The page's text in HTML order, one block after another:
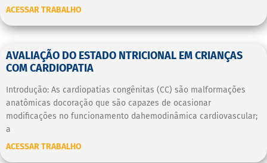
ACESSAR TRABALHO
AVALIAÇÃO DO ESTADO NTRICIONAL EM CRIANÇAS
COM CARDIOPATIA
Introdução: As cardiopatias congênitas (CC) são malformações
anatômicas docoração que são capazes de ocasionar
modificações no funcionamento dahemodinâmica cardiovascular;
a
ACESSAR TRABALHO